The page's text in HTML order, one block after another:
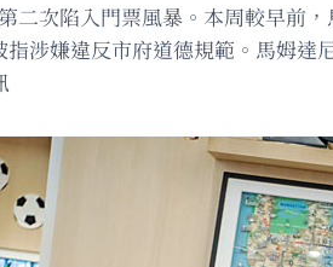
二次陷入門票風暴。本周較早前
涉嫌違反市府道德規範。馬姆